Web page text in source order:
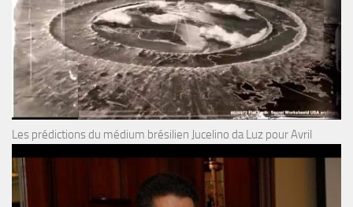
Les prédictions du médium brésilien Jucelino da Luz pour Avril